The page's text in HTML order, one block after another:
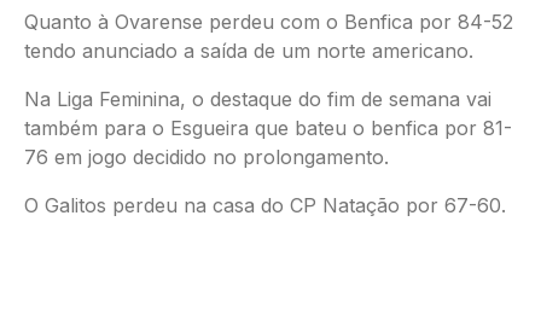
Quanto à Ovarense perdeu com o Benfica por 84-52
tendo anunciado a saída de um norte americano.
Na Liga Feminina, o destaque do fim de semana vai
também para o Esgueira que bateu o benfica por 81-
76 em jogo decidido no prolongamento.
O Galitos perdeu na casa do CP Natação por 67-60.